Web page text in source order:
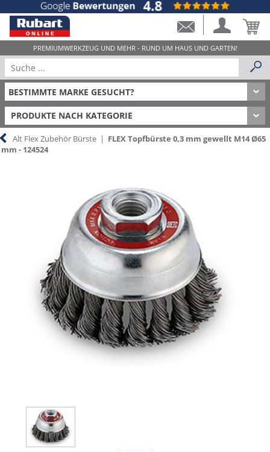
PRODUKTE NACH KATEGORIE
Alt Flex Zubehör Bürste | FLEX Topfbürste 0,3 mm gewellt M14 Ø65
mm - 124524